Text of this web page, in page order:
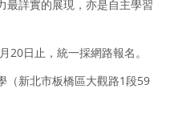
最詳實的展現，亦是自主學習
20日止，統一採網路報名。
（新北市板橋區大觀路1段59